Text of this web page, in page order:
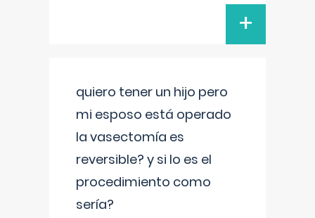
+
quiero tener un hijo pero
mi esposo está operado
la vasectomía es
reversible? y si lo es el
procedimiento como
sería?